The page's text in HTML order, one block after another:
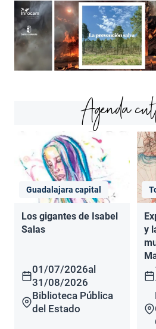
Agenda
Guadalajara capital
Los gigantes de Isabel
Salas
01/07/2026al
31/08/2026
Biblioteca Pública
del Estado
y